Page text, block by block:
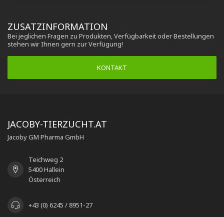
ZUSATZINFORMATION
Bei jeglichen Fragen zu Produkten, Verfügbarkeit oder Bestellungen
stehen wir Ihnen gern zur Verfügung!
KONTAKT
JACOBY-TIERZUCHT.AT
Jacoby GM Pharma GmbH
Teichweg 2
5400 Hallein
Österreich
+43 (0) 6245 / 8951-27